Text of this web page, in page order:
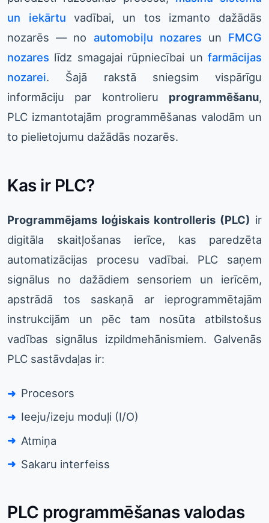
un iekārtu vadībai, un tos izmanto dažādās
nozarēs — no automobiļu nozares un FMCG
nozares līdz smagajai rūpniecībai un farmācijas
nozarei. Šajā rakstā sniegsim vispārīgu
informāciju par kontrolieru programmēšanu,
PLC izmantotajām programmēšanas valodām un
to pielietojumu dažādās nozarēs.
Kas ir PLC?
Programmējams loģiskais kontrolleris (PLC) ir
digitāla skaitļošanas ierīce, kas paredzēta
automatizācijas procesu vadībai. PLC saņem
signālus no dažādiem sensoriem un ierīcēm,
apstrādā tos saskaņā ar ieprogrammētajām
instrukcijām un pēc tam nosūta atbilstošus
vadības signālus izpildmehānismiem. Galvenās
PLC sastāvdaļas ir:
Procesors
Ieeju/izeju moduļi (I/O)
Atmiņa
Sakaru interfeiss
PLC programmēšanas valodas